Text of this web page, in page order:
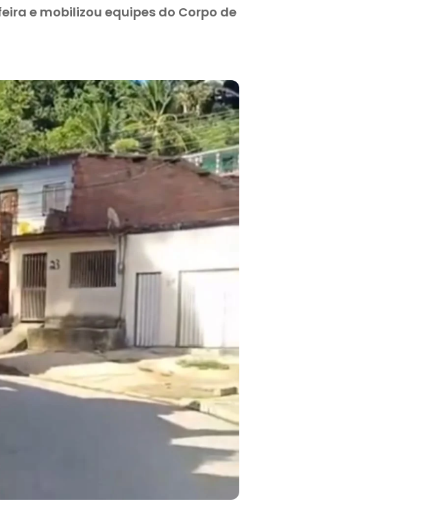
e mobilizou equipes do Corpo de